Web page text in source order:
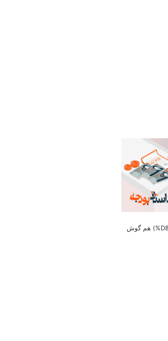
%D8%AA%D8%A7%D9%86-%D8%A8%D9%88%D8%AF%D8%AC%D9%87-id6179207?country=us&nojump=1) هم گوش